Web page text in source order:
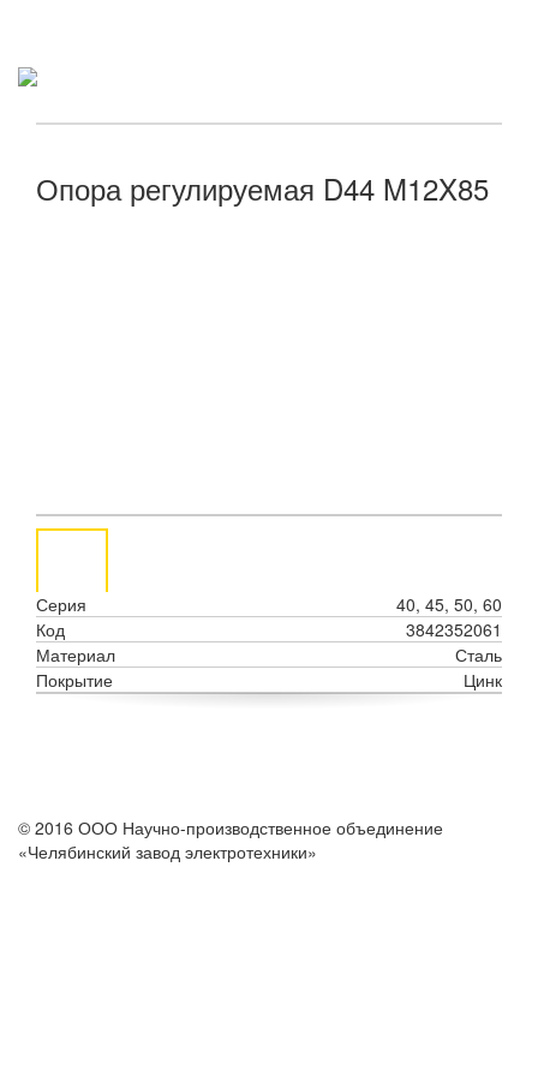
Опора регулируемая D44 M12X85
Серия
40, 45, 50, 60
Код
3842352061
Материал
Сталь
Покрытие
Цинк
© 2016 ООО Научно-производственное объединение
«Челябинский завод электротехники»